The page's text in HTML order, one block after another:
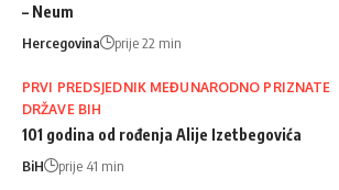
– Neum
Hercegovina prije 22 min
PRVI PREDSJEDNIK MEĐUNARODNO PRIZNATE
DRŽAVE BIH
101 godina od rođenja Alije Izetbegovića
BiH prije 41 min